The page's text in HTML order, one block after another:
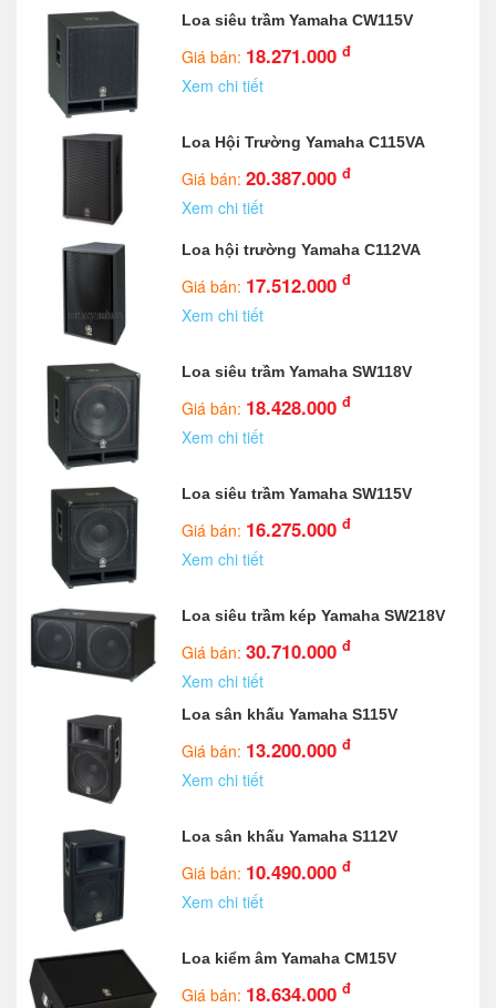
Loa siêu trầm Yamaha CW115V
Giá bán: 18.271.000đ
Xem chi tiết
Loa Hội Trường Yamaha C115VA
Giá bán:20.387.000đ
Xem chi tiết
Loa hội trường Yamaha C112VA
Giá bán: 17.512.000đ
Xem chi tiết
Loa siêu trầm Yamaha SW118V
Giá bán: 18.428.000đ
Xem chi tiết
Loa siêu trầm Yamaha SW115V
Giá bán: 16.275.000đ
Xem chi tiết
Loa siêu trầm kép Yamaha SW218V
Giá bán:30.710.000đ
Xem chi tiết
Loa sân khấu Yamaha S115V
Giá bán: 13.200.000đ
Xem chi tiết
Loa sân khấu Yamaha S112V
Giá bán: 10.490.000đ
Xem chi tiết
Loa kiểm âm Yamaha CM15V
Giá bán: 18.634.000đ